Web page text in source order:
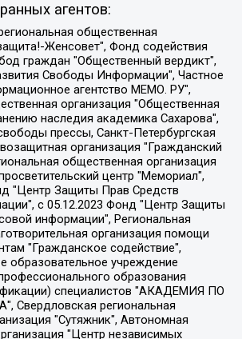
агентов:
администратором доменного имени интернет-издания "The Insider SIA", https://theins.ru, Постернак Алексей Евгеньевич, Рубин Михаил Аркадьевич, Анин Роман Александрович, Юридическое лицо Istories fonds, зарегистрированное в Латвийской Республике (регистрационный номер 50008295751, дата регистрации 24.02.2020), Великовский Дмитрий Александрович, Долинина Ирина Николаевна, Мароховская Алеся Алексеевна, Шлейнов Роман Юрьевич, Шмагун Олеся Валентиновна, Общество с ограниченной ответственностью "Альтаир 2021", Общество с ограниченной ответственностью "Вега 2021", Общество с ограниченной ответственностью "Главный редактор 2021", Общество с ограниченной ответственностью "Ромашки монолит", Важенков Артем Валерьевич, Ивановская областная общественная организация "Центр гендерных исследований", Гурман Юрий Альбертович, Медиапроект "ОВД-Инфо", Егоров Владимир Владимирович, Жилинский Владимир Александрович, Общество с ограниченной ответственностью "ЗП", Иванова София Юрьевна, Карезина Инна Павловна, Кильтау Екатерина Викторовна, Петров Алексей Викторович, Пискунов Сергей Евгеньевич, Смирнов Сергей Сергеевич, Тихонов Михаил Сергеевич, Общество с ограниченной ответственностью "ЖУРНАЛИСТ-ИНОСТРАННЫЙ АГЕНТ", Арапова Галина Юрьевна, Вольтская Татьяна Анатольевна, Американская компания "Mason G.E.S. Anonymous Foundation" (США), являющаяся владельцем интернет-издания https://mnews.world/, Компания "Stichting Bellingcat", зарегистрированная в Нидерландах (дата регистрации 11.07.2018), Захаров Андрей Вячеславович, Клепиковская Екатерина Дмитриевна, Общество с ограниченной ответственностью "МЕМО", Перл Роман Александрович, Симонов Евгений Алексеевич, Соловьева Елена Анатольевна, Сотников Даниил Владимирович, Сурначева Елизавета Дмитриевна, Автономная некоммерческая организация по защите прав человека и информированию населения "Якутия – Наше Мнение", Общество с ограниченной ответственностью "Москоу диджитал медиа", с 26.01.2023 Общество с ограниченной ответственностью "Чайка Белые сады", Ветошкина Валерия Валерьевна, Заговора Максим Александрович, Межрегиональное общественное движение "Российская ЛГБТ - сеть", Оленичев Максим Владимирович, Павлов Иван Юрьевич, Скворцова Елена Сергеевна, Общество с ограниченной ответственностью "Как бы инагент", Кочетков Игорь Викторович, Общество с ограниченной ответственностью "Честные выборы", Еланчик Олег Александрович, Общество с ограниченной ответственностью "Нобелевский призыв", Гималова Регина Эмилевна, Григорьев Андрей Валерьевич, Григорьева Алина Александровна, Ассоциация по содействию защите прав призывников, альтернативнослужащих и военнослужащих "Правозащитная группа "Гражданин.Армия.Право", Хисамова Регина Фаритовна, Автономная некоммерческая организация по реализации социально-правовых программ "Лилит", Дальневосточное общественное движение "Маяк", Санкт-Петербургская ЛГБТ-инициативная группа "Выход", Инициативная группа ЛГБТ+ "Реверс", Алексеев Андрей Викторович, Бекбулатова Таисия Львовна, Беляев Иван Михайлович, Владыкина Елена Сергеевна, Гельман Марат Александрович, Никульшина Вероника Юрьевна, Толоконникова Надежда Андреевна, Шендерович Виктор Анатольевич, Общество с ограниченной ответственностью "Данное сообщение", Общество с ограниченной ответственностью Издательский дом "Новая глава", Айнбиндер Александра Александровна, Московский комьюнити-центр для ЛГБТ+инициатив, Благотворительный фонд развития филантропии, Deutsche Welle (Германия, Kurt-Schumacher-Strasse 3, 53113 Bonn), Борзунова Мария Михайловна, Воробьев Виктор Викторович, Голубева Анна Львовна, Константинова Алла Михайловна, Малкова Ирина Владимировна, Мурадов Мурад Абдулгалимович, Осетинская Елизавета Николаевна, Понасенков Евгений Николаевич, Ганапольский Матвей Юрьевич, Киселев Евгений Алексеевич, Борухович Ирина Григорьевна, Дремин Иван Тимофеевич, Дубровский Дмитрий Викторович, Красноярская региональная общественная организация поддержки и развития альтернативных образовательных технологий и межкультурных коммуникаций "ИНТЕРРА", Маяковская Екатерина Алексеевна, Фейгин Марк Захарович, Филимонов Андрей Викторович, Дзугкоева Регина Николаевна, Доброхотов Роман Александрович, Дудь Юрий Александрович, Елкин Сергей Владимирович, Кругликов Кирилл Игоревич, Сабунаева Мария Леонидовна, Семенов Алексей Владимирович, Шаинян Карен Багратович, Шульман Екатерина Михайловна, Асафьев Артур Валерьевич, Вахштайн Виктор Семенович, Венедиктов Алексей Алексеевич, Лушникова Екатерина Евгеньевна, Волков Леонид Михайлович, Невзоров Александр Глебович, Пархоменко Сергей Борисович, Сироткин Ярослав Николаевич, Кара-Мурза Владимир Владимирович, Баранова Наталья Владимировна, Гозман Леонид Яковлевич, Кагарлицкий Борис Юльевич, Климарев Михаил Валерьевич, Милов Владимир Станиславович, Автономная некоммерческая организация Краснодарский центр современного искусства "Типография", Моргенштерн Алишер Тагирович, Соболь Любовь Эдуардовна, Общество с ограниченной ответственностью "ЛИЗА НОРМ", Каспаров Гарри Кимович, Ходорковский Михаил Борисович, Общество с ограниченной ответственностью "Апрельские тезисы", Данилович Ирина Брониславовна, Кашин Олег Владимирович, Петров Николай Владимирович, Пивоваров Алексей Владимирович, Соколов Михаил Владимирович, Цветкова Юлия Владимировна, Чичваркин Евгений Александрович, Комитет против пыток/Команда против пыток, Общество с ограниченной ответственностью "Первый научный", Общество с ограниченной ответственностью "Вертолет и ко", Белоцерковская Вероника Борисовна, Кац Максим Евгеньевич, Лазарева Татьяна Юрьевна, Шаведдинов Руслан Табризович, Яшин Илья Валерьевич, Общество с ограниченной ответственностью "Иноагент ААВ", Алешковский Дмитрий Петрович, Альбац Евгения Марковна, Быков Дмитрий Львович, Галямина Юлия Евгеньевна, Лойко Сергей Леонидович, Мартынов Кирилл Константинович, Медведев Сергей Александрович, Крашенинников Федор Геннадиевич, Гордеева Катерина Вл